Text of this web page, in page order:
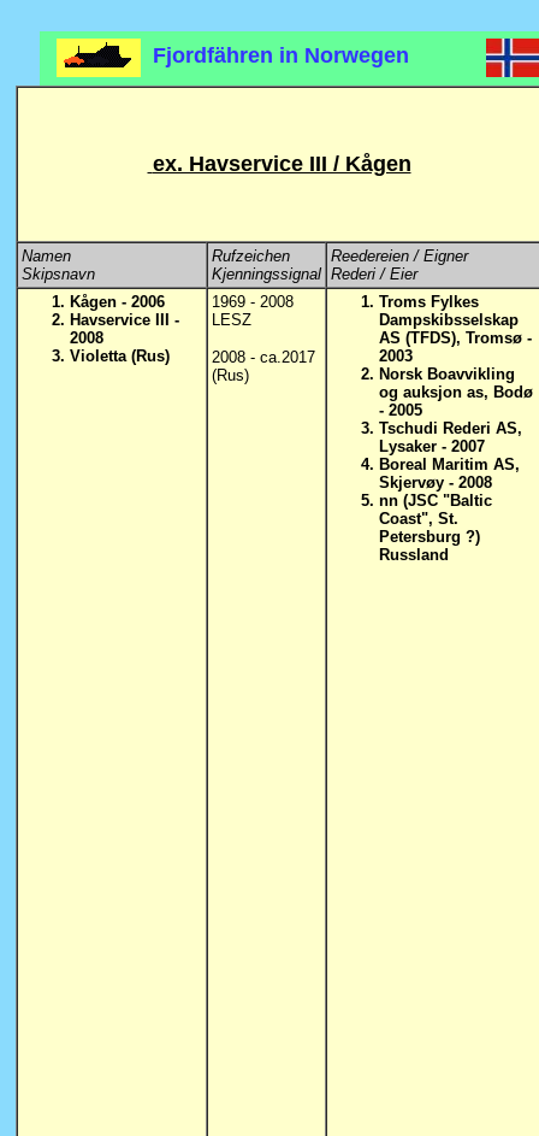
Fjordfähren in Norwegen
ex. Havservice III / Kågen
Namen
Skipsnavn
Rufzeichen
Kjenningssignal
Reedereien / Eigner
Rederi / Eier
Kågen - 2006
Havservice III -
2008
Violetta (Rus)
1969 - 2008
LESZ
2008 - ca.2017
(Rus)
Troms Fylkes
Dampskibsselskap
AS (TFDS), Tromsø -
2003
Norsk Boavvikling
og auksjon as, Bodø
- 2005
Tschudi Rederi AS,
Lysaker - 2007
Boreal Maritim AS,
Skjervøy - 2008
nn (JSC "Baltic
Coast", St.
Petersburg ?)
Russland